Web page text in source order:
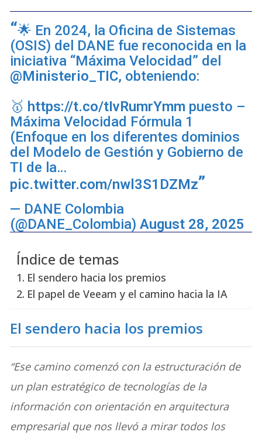
🌟 En 2024, la Oficina de Sistemas
(OSIS) del DANE fue reconocida en la
iniciativa “Máxima Velocidad” del
@Ministerio_TIC, obteniendo:
🥇 https://t.co/tIvRumrYmm puesto –
Máxima Velocidad Fórmula 1
(Enfoque en los diferentes dominios
del Modelo de Gestión y Gobierno de
TI de la…
pic.twitter.com/nwl3S1DZMz
— DANE Colombia
(@DANE_Colombia)August 28, 2025
Índice de temas
El sendero hacia los premios
El papel de Veeam y el camino hacia la IA
El sendero hacia los premios
“Ese camino comenzó con la estructuración de
un plan estratégico de tecnologías de la
información con orientación en arquitectura
empresarial que nos llevó a mirar todos los